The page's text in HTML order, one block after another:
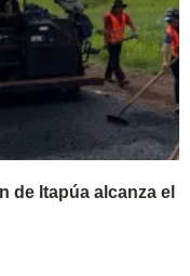
de Itapúa alcanza el